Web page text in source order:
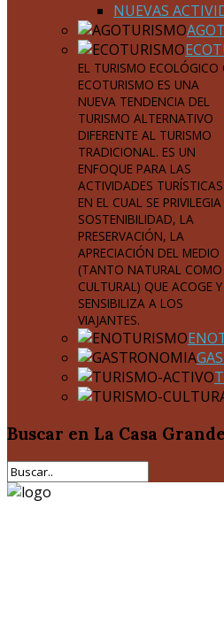
NUEVAS
EL TURISMO ECOLÓGICO
ECOTURISMO ES UNA
NUEVA TENDENCIA DEL
TURISMO ALTERNATIVO
DIFERENTE AL TURISMO
TRADICIONAL. ES UN
ENFOQUE PARA LAS
ACTIVIDADES TURÍSTICAS
EN EL CUAL SE
SOSTENIBILIDAD, LA
PRESERVACIÓN, LA
APRECIACIÓN DEL MEDIO
(TANTO NATURAL COMO
CULTURAL) QUE ACOGE Y
SENSIBILIZA A LOS
VIAJANTES.
Buscar en La Casa